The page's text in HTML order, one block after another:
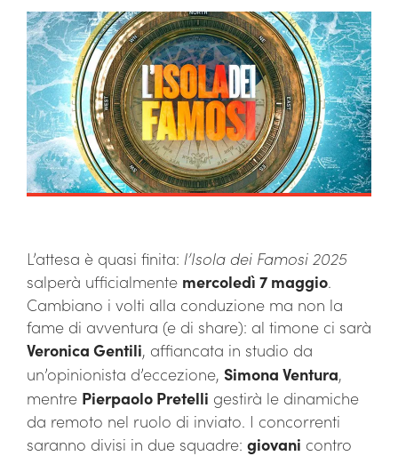
L’attesa è quasi finita: l’Isola dei Famosi 2025
salperà ufficialmente mercoledì 7 maggio.
Cambiano i volti alla conduzione ma non la
fame di avventura (e di share): al timone ci sarà
Veronica Gentili, affiancata in studio da
un’opinionista d’eccezione, Simona Ventura,
mentre Pierpaolo Pretelli gestirà le dinamiche
da remoto nel ruolo di inviato. I concorrenti
saranno divisi in due squadre: giovani contro